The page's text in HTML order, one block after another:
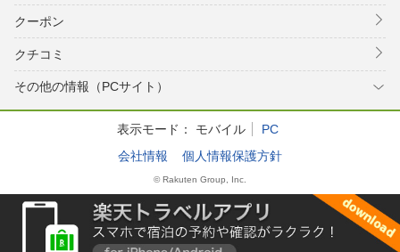
クーポン
クチコミ
その他の情報（PCサイト）
表示モード： モバイル
PC
会社情報
個人情報保護方針
© Rakuten Group, Inc.